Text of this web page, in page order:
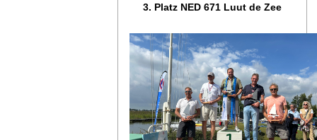
3. Platz NED 671 Luut de Zee